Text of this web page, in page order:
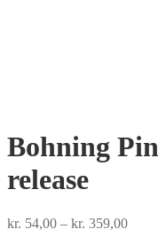
Bohning
release
kr. 54,00 – kr. 359,00